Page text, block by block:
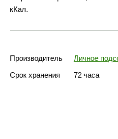
кКал.
Производитель Личное
Срок хранения 72 часа